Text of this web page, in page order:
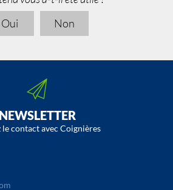
Oui
Non
NEWSLETTER
le contact avec Coignières